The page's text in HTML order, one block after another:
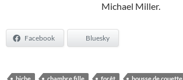
Michael Miller.
Facebook Bluesky